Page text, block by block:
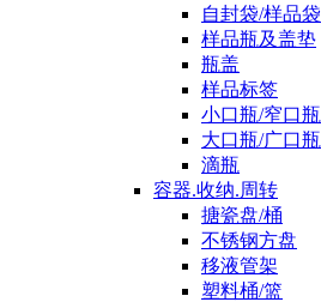
自封袋/样品袋
样品瓶及盖垫
瓶盖
样品标签
小口瓶/窄口瓶
大口瓶/广口瓶
滴瓶
容器.收纳.周转
搪瓷盘/桶
不锈钢方盘
移液管架
塑料桶/篮